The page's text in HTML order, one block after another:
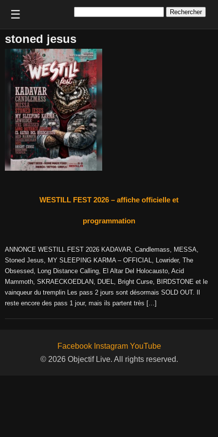
☰
stoned jesus
WESTILL FEST 2026 – affiche officielle et
programmation
ANNONCE WESTILL FEST 2026 KADAVAR, Candlemass, MESSA,
Stoned Jesus, MY SLEEPING KARMA – OFFICIAL, Lowrider, The
Obsessed, Long Distance Calling, El Altar Del Holocausto, Acid
Mammoth, SKRAECKOEDLAN, DUEL, Bright Curse, BIRDSTONE et le
vainqueur du tremplin Les pass 2 jours sont désormais SOLD OUT. Il
reste encore des pass 1 jour, mais ils partent très […]
Facebook Instagram YouTube
© 2026 Objectif Live. All rights reserved.